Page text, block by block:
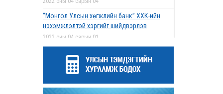
“Монгол Улсын хөгжлийн банк” ХХК-ийн
нэхэмжлэлтэй хэргийг шийдвэрлэв
2022 оны 04 сарын 01
2022 оны 03 сарын 31
Нээлттэй ажлын байрны зар